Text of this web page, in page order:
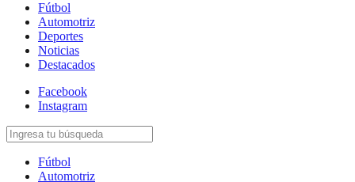
Fútbol
Automotriz
Deportes
Noticias
Destacados
Facebook
Instagram
Fútbol
Automotriz